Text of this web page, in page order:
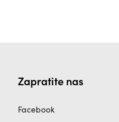
Zapratite nas
Facebook